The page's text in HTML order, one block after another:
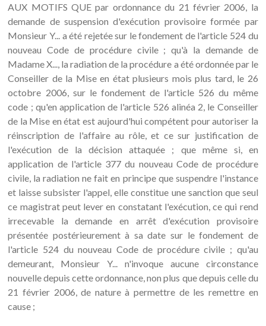
AUX MOTIFS QUE par ordonnance du 21 février 2006, la
demande de suspension d'exécution provisoire formée par
Monsieur Y... a été rejetée sur le fondement de l'article 524 du
nouveau Code de procédure civile ; qu'à la demande de
Madame X..., la radiation de la procédure a été ordonnée par le
Conseiller de la Mise en état plusieurs mois plus tard, le 26
octobre 2006, sur le fondement de l'article 526 du même
code ; qu'en application de l'article 526 alinéa 2, le Conseiller
de la Mise en état est aujourd'hui compétent pour autoriser la
réinscription de l'affaire au rôle, et ce sur justification de
l'exécution de la décision attaquée ; que même si, en
application de l'article 377 du nouveau Code de procédure
civile, la radiation ne fait en principe que suspendre l'instance
et laisse subsister l'appel, elle constitue une sanction que seul
ce magistrat peut lever en constatant l'exécution, ce qui rend
irrecevable la demande en arrêt d'exécution provisoire
présentée postérieurement à sa date sur le fondement de
l'article 524 du nouveau Code de procédure civile ; qu'au
demeurant, Monsieur Y... n'invoque aucune circonstance
nouvelle depuis cette ordonnance, non plus que depuis celle du
21 février 2006, de nature à permettre de les remettre en
cause ;